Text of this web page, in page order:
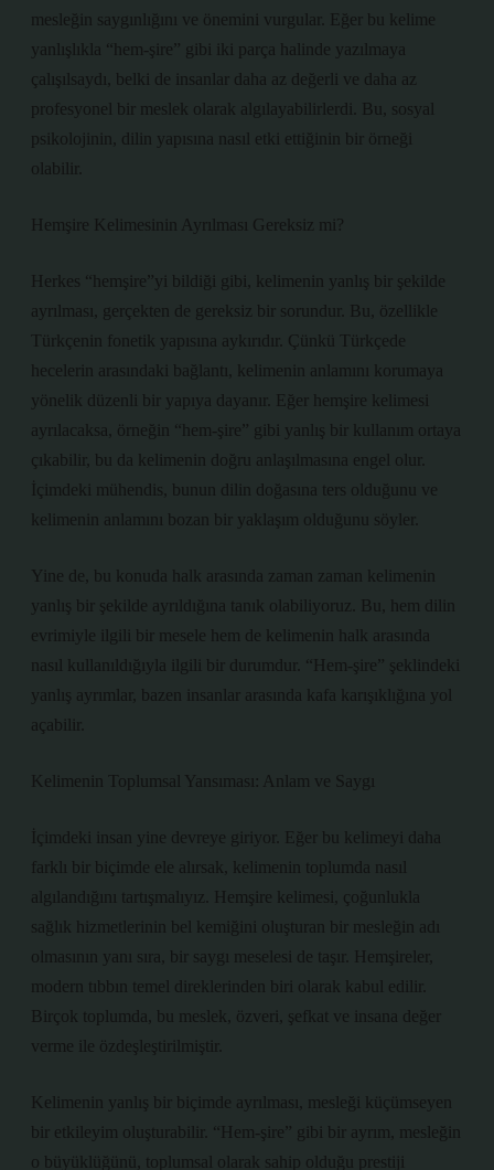
mesleğin saygınlığını ve önemini vurgular. Eğer bu kelime
yanlışlıkla “hem-şire” gibi iki parça halinde yazılmaya
çalışılsaydı, belki de insanlar daha az değerli ve daha az
profesyonel bir meslek olarak algılayabilirlerdi. Bu, sosyal
psikolojinin, dilin yapısına nasıl etki ettiğinin bir örneği
olabilir.
Hemşire Kelimesinin Ayrılması Gereksiz mi?
Herkes “hemşire”yi bildiği gibi, kelimenin yanlış bir şekilde
ayrılması, gerçekten de gereksiz bir sorundur. Bu, özellikle
Türkçenin fonetik yapısına aykırıdır. Çünkü Türkçede
hecelerin arasındaki bağlantı, kelimenin anlamını korumaya
yönelik düzenli bir yapıya dayanır. Eğer hemşire kelimesi
ayrılacaksa, örneğin “hem-şire” gibi yanlış bir kullanım ortaya
çıkabilir, bu da kelimenin doğru anlaşılmasına engel olur.
İçimdeki mühendis, bunun dilin doğasına ters olduğunu ve
kelimenin anlamını bozan bir yaklaşım olduğunu söyler.
Yine de, bu konuda halk arasında zaman zaman kelimenin
yanlış bir şekilde ayrıldığına tanık olabiliyoruz. Bu, hem dilin
evrimiyle ilgili bir mesele hem de kelimenin halk arasında
nasıl kullanıldığıyla ilgili bir durumdur. “Hem-şire” şeklindeki
yanlış ayrımlar, bazen insanlar arasında kafa karışıklığına yol
açabilir.
Kelimenin Toplumsal Yansıması: Anlam ve Saygı
İçimdeki insan yine devreye giriyor. Eğer bu kelimeyi daha
farklı bir biçimde ele alırsak, kelimenin toplumda nasıl
algılandığını tartışmalıyız. Hemşire kelimesi, çoğunlukla
sağlık hizmetlerinin bel kemiğini oluşturan bir mesleğin adı
olmasının yanı sıra, bir saygı meselesi de taşır. Hemşireler,
modern tıbbın temel direklerinden biri olarak kabul edilir.
Birçok toplumda, bu meslek, özveri, şefkat ve insana değer
verme ile özdeşleştirilmiştir.
Kelimenin yanlış bir biçimde ayrılması, mesleği küçümseyen
bir etkileyim oluşturabilir. “Hem-şire” gibi bir ayrım, mesleğin
o büyüklüğünü, toplumsal olarak sahip olduğu prestiji